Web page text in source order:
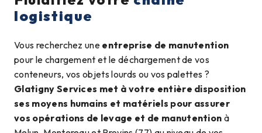
logistique
Vous recherchez une entreprise de manutention
pour le chargement et le déchargement de vos
conteneurs, vos objets lourds ou vos palettes ?
Glatigny Services met à votre entière disposition
ses moyens humains et matériels pour assurer
vos opérations de levage et de manutention à